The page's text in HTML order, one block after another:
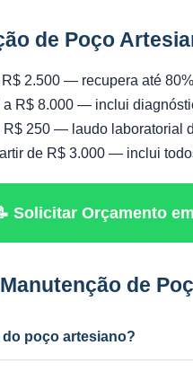
de Poço
R$ 2.500 — recupera até
a R$ 8.000 — inclui
R$ 250 — laudo laboratorial
de R$ 3.000 — inclui
Solicitar Orçamento
de
poço artesiano?
cada 2 anos para uso